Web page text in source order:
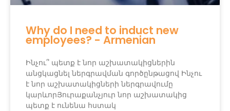
Why do I need to induct new
employees? - Armenian
Ինչու՞ պետք է նոր աշխատակիցներին
անցկացնել ներգրավման գործընթացով Ինչու
է նոր աշխատակիցների ներգրավումը
կարևորՅուրաքանչյուր նոր աշխատակից
պետք է ունենա հստակ